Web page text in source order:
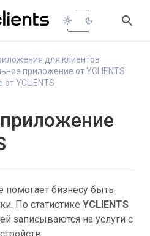
light_mode dark_mode 
для клиентов
приложение от YCLIENTS
YCLIENTS
бизнесу быть
По статистике YCLIENTS
записываются на услуги с